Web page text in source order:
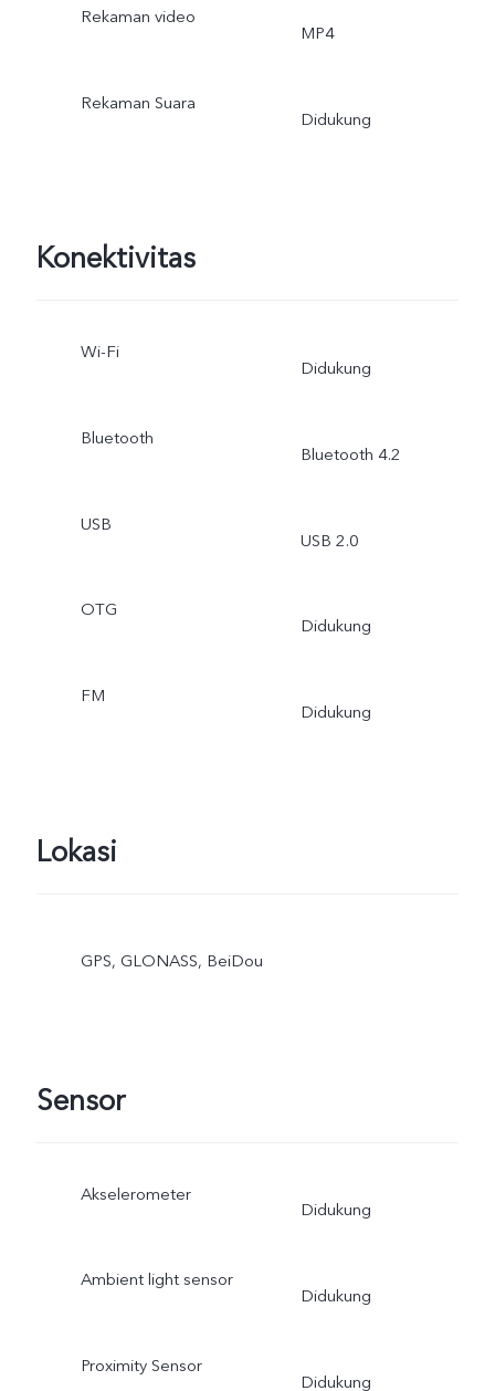
Rekaman video
MP4
Rekaman Suara
Didukung
Konektivitas
Wi-Fi
Didukung
Bluetooth
Bluetooth 4.2
USB
USB 2.0
OTG
Didukung
FM
Didukung
Lokasi
GPS, GLONASS, BeiDou
Sensor
Akselerometer
Didukung
Ambient light sensor
Didukung
Proximity Sensor
Didukung